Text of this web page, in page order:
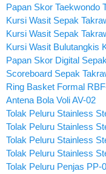
Papan Skor Taekwondo
Kursi Wasit Sepak
Kursi Wasit Sepak
Kursi Wasit Bulutangkis
Papan Skor Digital
Scoreboard Sepak
Ring Basket Formal
Antena Bola Voli AV-02
Tolak Peluru Stainless
Tolak Peluru Stainless
Tolak Peluru Stainless
Tolak Peluru Stainless
Tolak Peluru Penjas PP-